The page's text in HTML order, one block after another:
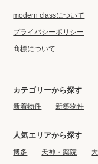
modern classについて
プライバシーポリシー
商標について
カテゴリーから探す
新着物件 新築物件
人気エリアから探す
博多 天神・薬院